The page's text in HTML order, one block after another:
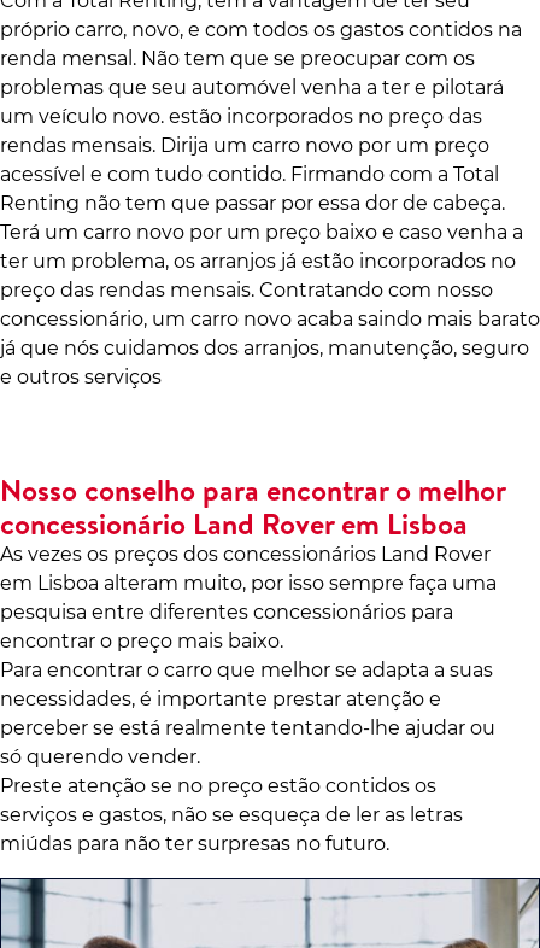
próprio carro, novo, e com todos os gastos contidos na
renda mensal. Não tem que se preocupar com os
problemas que seu automóvel venha a ter e pilotará
um veículo novo. estão incorporados no preço das
rendas mensais. Dirija um carro novo por um preço
acessível e com tudo contido. Firmando com a Total
Renting não tem que passar por essa dor de cabeça.
Terá um carro novo por um preço baixo e caso venha a
ter um problema, os arranjos já estão incorporados no
preço das rendas mensais. Contratando com nosso
concessionário, um carro novo acaba saindo mais barato
já que nós cuidamos dos arranjos, manutenção, seguro
e outros serviços
Nosso conselho para encontrar o melhor
concessionário Land Rover em Lisboa
As vezes os preços dos concessionários Land Rover
em Lisboa alteram muito, por isso sempre faça uma
pesquisa entre diferentes concessionários para
encontrar o preço mais baixo.
Para encontrar o carro que melhor se adapta a suas
necessidades, é importante prestar atenção e
perceber se está realmente tentando-lhe ajudar ou
só querendo vender.
Preste atenção se no preço estão contidos os
serviços e gastos, não se esqueça de ler as letras
miúdas para não ter surpresas no futuro.